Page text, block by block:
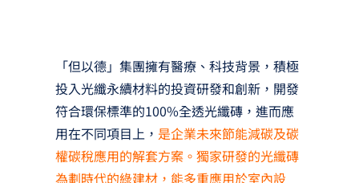
「但以德」集團擁有醫療、科技背景，積極
投入光纖永續材料的投資研發和創新，開發
符合環保標準的100%全透光纖磚，進而應
用在不同項目上， 是企業未來節能減碳及碳
權碳稅應⽤的解套方案。獨家研發的光纖磚
為劃時代的綠建材，能多重應用於室內設